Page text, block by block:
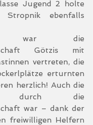
Jugend 2 holte
Stropnik ebenfalls
war die
Götzis mit
vertreten, die
erturnten
herzlich! Auch die
durch die
war – dank der
freiwilligen Helfern